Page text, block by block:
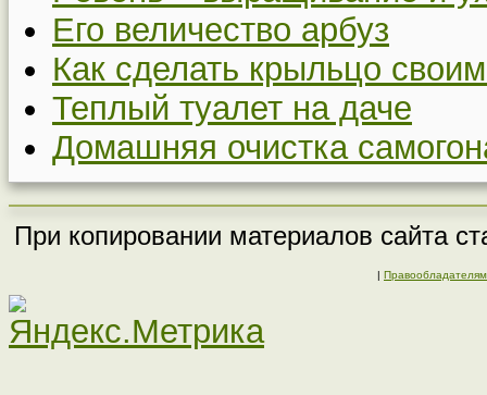
Его величество арбуз
Как сделать крыльцо
Теплый туалет на даче
Домашняя очистка
При копировании материалов сайта
| Правообладателям